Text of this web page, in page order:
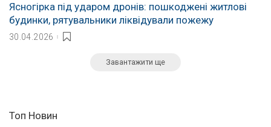
Ясногірка під ударом дронів: пошкоджені житлові
будинки, рятувальники ліквідували пожежу
30.04.2026
Завантажити ще
Топ Новин